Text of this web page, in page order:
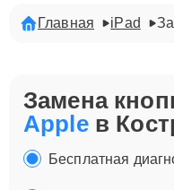
Главная iPad
Замена
Appleв
Бесплатная